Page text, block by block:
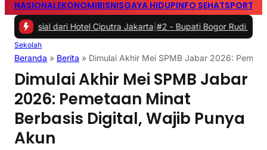
NASIONALEKONOMIBISNISGAYA HIDUPINFO SEHATSPORTS
dari Hotel Ciputra Jakarta|#2 -Bupati Bogor Rudi Susmanto
Sekolah
Beranda » Berita » Dimulai Akhir Mei SPMB Jabar 2026:
Dimulai Akhir Mei SPMB Jabar
2026: Pemetaan Minat
Berbasis Digital, Wajib Punya
Akun